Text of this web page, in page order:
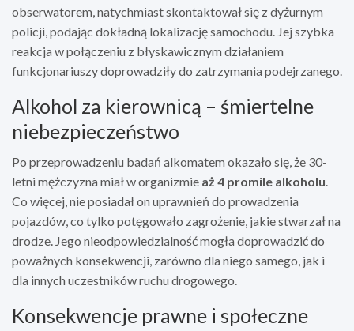
obserwatorem, natychmiast skontaktował się z dyżurnym
policji, podając dokładną lokalizację samochodu. Jej szybka
reakcja w połączeniu z błyskawicznym działaniem
funkcjonariuszy doprowadziły do zatrzymania podejrzanego.
Alkohol za kierownicą – śmiertelne
niebezpieczeństwo
Po przeprowadzeniu badań alkomatem okazało się, że 30-
letni mężczyzna miał w organizmie aż 4 promile alkoholu
Co więcej, nie posiadał on uprawnień do prowadzenia
pojazdów, co tylko potęgowało zagrożenie, jakie stwarzał na
drodze. Jego nieodpowiedzialność mogła doprowadzić do
poważnych konsekwencji, zarówno dla niego samego, jak i
dla innych uczestników ruchu drogowego.
Konsekwencje prawne i społeczne